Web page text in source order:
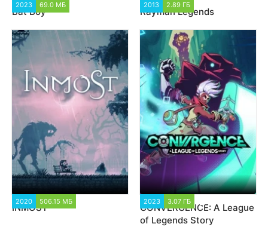
2023 69.0 МБ
Bat Boy
2013 2.89 ГБ
Rayman Legends
2020 506.15 МБ
INMOST
2023 3.07 ГБ
CONVERGENCE: A League
of Legends Story